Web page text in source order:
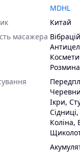
MDHL
Китай
масажера
Ікри,
Сідниці,
Коліна,